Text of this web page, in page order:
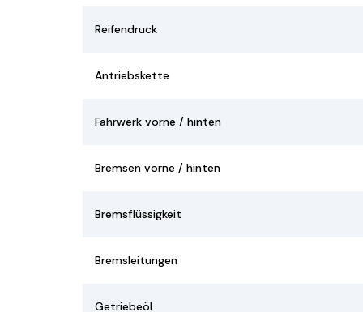
Reifendruck
Antriebskette
Fahrwerk vorne / hinten
Bremsen vorne / hinten
Bremsflüssigkeit
Bremsleitungen
Getriebeöl